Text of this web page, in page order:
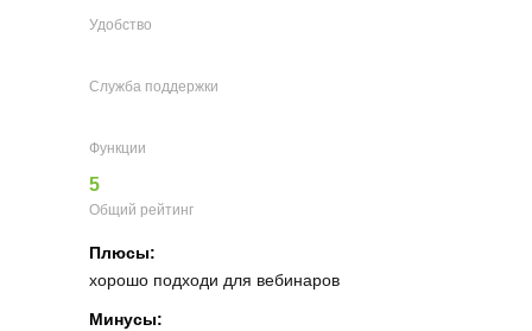
Удобство
Служба поддержки
Функции
5
Общий рейтинг
Плюсы:
хорошо подходи для вебинаров
Минусы: